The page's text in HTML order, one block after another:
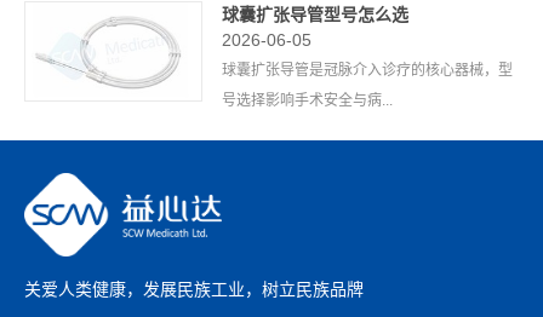
球囊扩张导管型号怎么选
2026-06-05
球囊扩张导管是冠脉介入诊疗的核心器械，型
号选择影响手术安全与病...
关爱人类健康，发展民族工业，树立民族品牌